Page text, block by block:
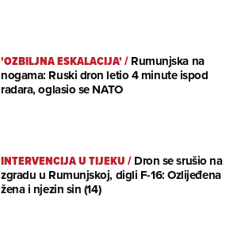
'OZBILJNA ESKALACIJA'/Rumunjska na
nogama: Ruski dron letio 4 minute ispod
radara, oglasio se NATO
INTERVENCIJA U TIJEKU/Dron se srušio na
zgradu u Rumunjskoj, digli F-16: Ozlijeđena
žena i njezin sin (14)